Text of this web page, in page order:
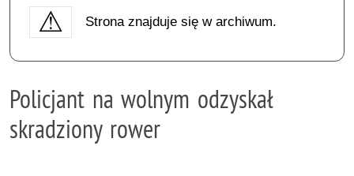
Strona znajduje się w archiwum.
Policjant na wolnym odzyskał
skradziony rower